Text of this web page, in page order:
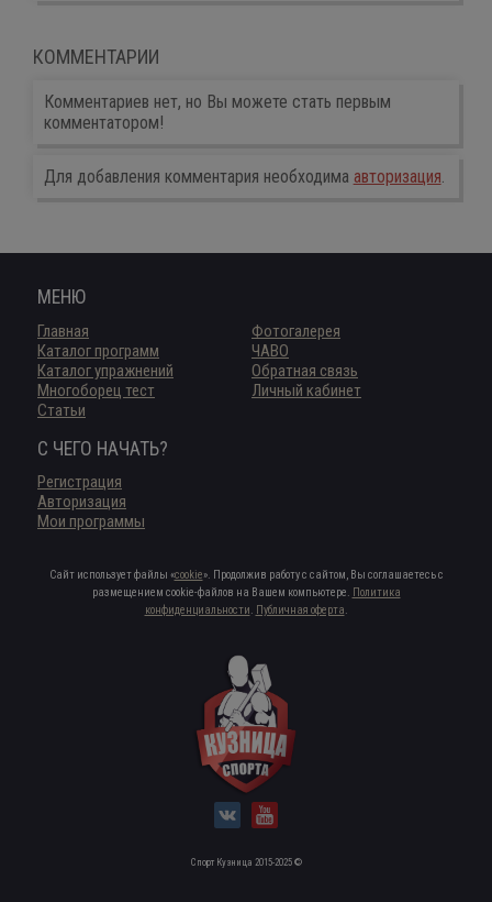
КОММЕНТАРИИ
Комментариев нет, но Вы можете стать первым
комментатором!
Для добавления комментария необходима авторизация.
МЕНЮ
Главная
Каталог программ
Каталог упражнений
Многоборец тест
Статьи
Фотогалерея
ЧАВО
Обратная связь
Личный кабинет
С ЧЕГО НАЧАТЬ?
Регистрация
Авторизация
Мои программы
Сайт использует файлы «cookie». Продолжив работу с сайтом, Вы соглашаетесь с
размещением cookie-файлов на Вашем компьютере. Политика
конфиденциальности. Публичная оферта.
Спорт Кузница 2015-2025 ©